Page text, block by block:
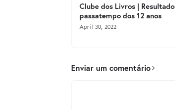
Clube dos Livros | Resultado
passatempo dos 12 anos
April 30, 2022
Enviar um comentário